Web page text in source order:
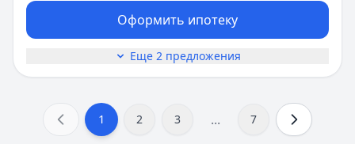
Оформить ипотеку
Еще 2 предложения
1 2 3 ... 7